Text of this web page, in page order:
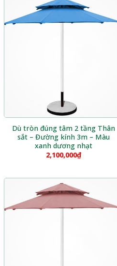
Dù tròn đúng tâm 2 tầng Thân
sắt – Đường kính 3m – Màu
xanh dương nhạt
2,100,000₫